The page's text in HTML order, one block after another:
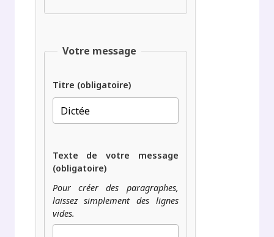
Votre message
Titre (obligatoire)
Texte de votre message
(obligatoire)
Pour créer des paragraphes,
laissez simplement des lignes
vides.